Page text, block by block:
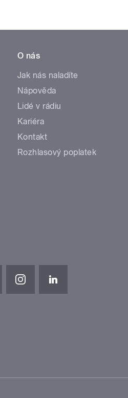
O nás
Jak nás naladíte
Nápověda
Lidé v rádiu
Kariéra
Kontakt
Rozhlasový poplatek